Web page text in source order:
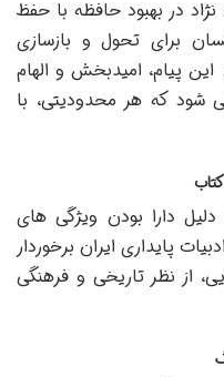
در بهبود حافظه با حفظ
برای تحول و بازسازی
پیام، امیدبخش و الهام
شود که هر محدودیتی، با
دارا بودن ویژگی های
پایداری ایران برخوردار
از نظر تاریخی و فرهنگی